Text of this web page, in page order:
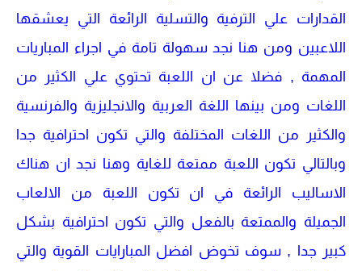
القدارات علي الترفية والتسلية الرائعة التي يعشقها
اللاعبين ومن هنا نجد سهولة تامة في اجراء المباريات
المهمة , فضلا عن ان اللعبة تحتوي علي الكثير من
اللغات ومن بينها اللغة العربية والانجليزية والفرنسية
والكثير من اللغات المختلفة والتي تكون احترافية جدا
وبالتالي تكون اللعبة ممتعة للغاية وهنا نجد ان هناك
الاساليب الرائعة في ان تكون اللعبة من الالعاب
الجميلة والممتعة بالفعل والتي تكون احترافية بشكل
كبير جدا , سوف تخوض افضل المبارايات القوية والتي